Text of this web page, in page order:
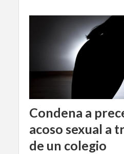
Condena a
acoso sexual a
de un colegio